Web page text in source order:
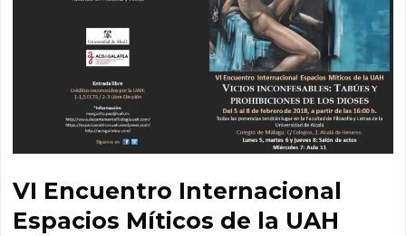
VI Encuentro Internacional
Espacios Míticos de la UAH